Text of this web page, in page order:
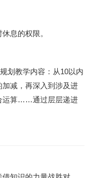
息的权限。
划教学内容：从10以内
减，再深入到涉及进
运算……通过层层递进